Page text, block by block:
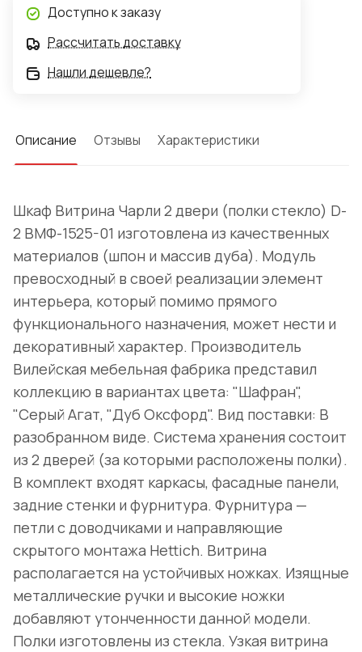
Доступно к заказу
Рассчитать доставку
Нашли дешевле?
Описание Отзывы Характеристики
Шкаф Витрина Чарли 2 двери (полки стекло) D-
2 ВМФ-1525-01 изготовлена из качественных
материалов (шпон и массив дуба). Модуль
превосходный в своей реализации элемент
интерьера, который помимо прямого
функционального назначения, может нести и
декоративный характер. Производитель
Вилейская мебельная фабрика представил
коллекцию в вариантах цвета: "Шафран",
"Серый Агат, "Дуб Оксфорд". Вид поставки: В
разобранном виде. Система хранения состоит
из 2 дверей (за которыми расположены полки).
В комплект входят каркасы, фасадные панели,
задние стенки и фурнитура. Фурнитура —
петли с доводчиками и направляющие
скрытого монтажа Hettich. Витрина
располагается на устойчивых ножках. Изящные
металлические ручки и высокие ножки
добавляют утонченности данной модели.
Полки изготовлены из стекла. Узкая витрина